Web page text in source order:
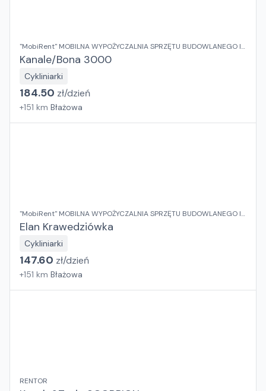
"MobiRent" MOBILNA WYPOŻYCZALNIA SPRZĘTU BUDOWLANEGO I
OGRODOWEGO Jaroslaw Rybka
Kanale/Bona 3000
Cykliniarki
184.50 zł/dzień
+151 km Błażowa
"MobiRent" MOBILNA WYPOŻYCZALNIA SPRZĘTU BUDOWLANEGO I
OGRODOWEGO Jaroslaw Rybka
Elan Krawedziówka
Cykliniarki
147.60 zł/dzień
+151 km Błażowa
RENTOR